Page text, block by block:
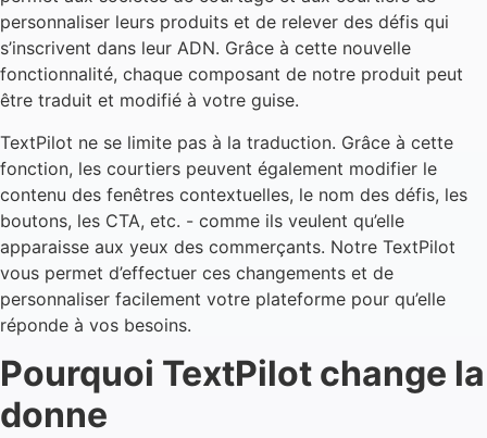
personnaliser leurs produits et de relever des défis qui
s’inscrivent dans leur ADN. Grâce à cette nouvelle
fonctionnalité, chaque composant de notre produit peut
être traduit et modifié à votre guise.
TextPilot ne se limite pas à la traduction. Grâce à cette
fonction, les courtiers peuvent également modifier le
contenu des fenêtres contextuelles, le nom des défis, les
boutons, les CTA, etc. - comme ils veulent qu’elle
apparaisse aux yeux des commerçants. Notre TextPilot
vous permet d’effectuer ces changements et de
personnaliser facilement votre plateforme pour qu’elle
réponde à vos besoins.
Pourquoi TextPilot change la
donne